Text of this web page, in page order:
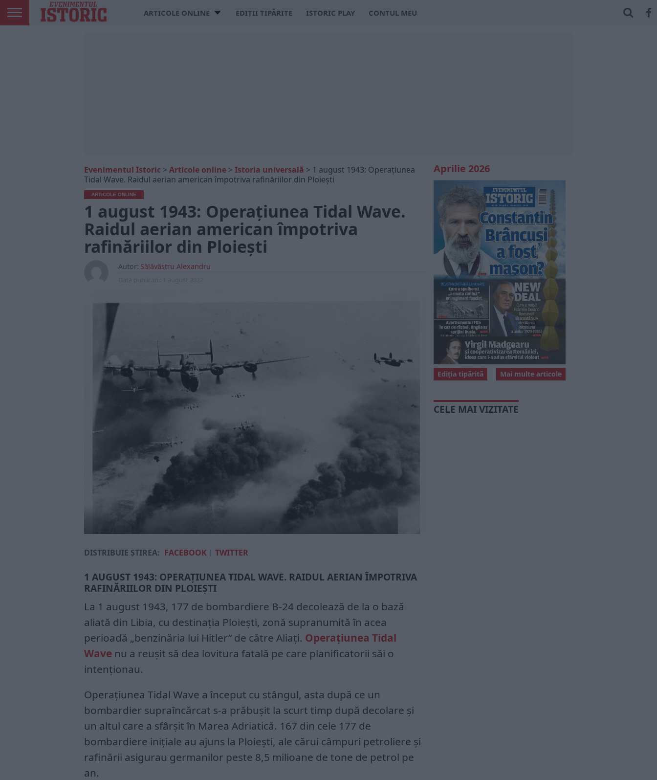
ARTICOLE ONLINE EDIȚII TIPĂRITE ISTORIC PLAY CONTUL MEU
Evenimentul Istoric > Articole online > Istoria universală > 1 august 1943: Operațiunea
Tidal Wave. Raidul aerian american împotriva rafinăriilor din Ploiești
ARTICOLE ONLINE
1 august 1943: Operațiunea Tidal Wave.
Raidul aerian american împotriva
rafinăriilor din Ploiești
Autor: Sălăvăstru Alexandru
DISTRIBUIE ȘTIREA: FACEBOOK | TWITTER
1 AUGUST 1943: OPERAȚIUNEA TIDAL WAVE. RAIDUL AERIAN ÎMPOTRIVA
RAFINĂRIILOR DIN PLOIEȘTI
La 1 august 1943, 177 de bombardiere B-24 decolează de la o bază
aliată din Libia, cu destinația Ploiești, zonă supranumită în acea
perioadă „benzinăria lui Hitler” de către Aliați. Operațiunea Tidal
Wave nu a reușit să dea lovitura fatală pe care planificatorii săi o
intenționau.
Operațiunea Tidal Wave a început cu stângul, asta după ce un
bombardier supraîncărcat s-a prăbușit la scurt timp după decolare și
un altul care a sfârșit în Marea Adriatică. 167 din cele 177 de
bombardiere inițiale au ajuns la Ploiești, ale cărui câmpuri petroliere și
rafinării asigurau germanilor peste 8,5 milioane de tone de petrol pe
an.
Aprilie 2026
Mai multe articole
Ediția tipărită
CELE MAI VIZITATE